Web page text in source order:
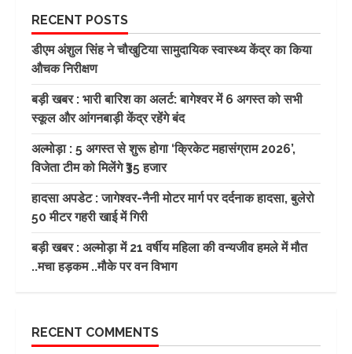
RECENT POSTS
डीएम अंशुल सिंह ने चौखुटिया सामुदायिक स्वास्थ्य केंद्र का किया
औचक निरीक्षण
बड़ी खबर : भारी बारिश का अलर्ट: बागेश्वर में 6 अगस्त को सभी
स्कूल और आंगनबाड़ी केंद्र रहेंगे बंद
अल्मोड़ा : 5 अगस्त से शुरू होगा ‘क्रिकेट महासंग्राम 2026’,
विजेता टीम को मिलेंगे ₹35 हजार
हादसा अपडेट : जागेश्वर-नैनी मोटर मार्ग पर दर्दनाक हादसा, बुलेरो
50 मीटर गहरी खाई में गिरी
बड़ी खबर : अल्मोड़ा में 21 वर्षीय महिला की वन्यजीव हमले में मौत
..मचा हड़कम ..मौके पर वन विभाग
RECENT COMMENTS